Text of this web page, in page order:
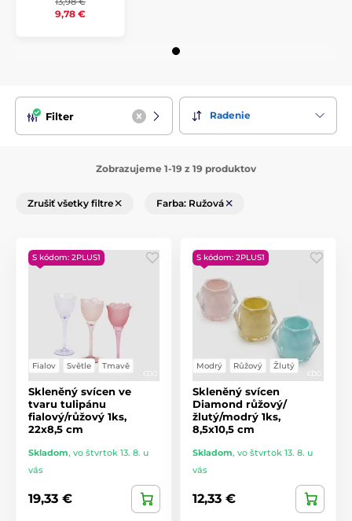
9,78 €
Filter Radenie
Zobrazujeme 1-19 z 19 produktov
Zrušiť všetky filtre Farba: Ružová
S kódom: 2PLUS1
Fialov Světle Tmavě
Skleněný svícen ve
tvaru tulipánu
fialový/růžový 1ks,
22x8,5 cm
Skladom, vo štvrtok 13. 8. u
vás
19,33 €
S kódom: 2PLUS1
Modrý Růžový Žlutý
Skleněný svícen
Diamond růžový/
žlutý/modrý 1ks,
8,5x10,5 cm
Skladom, vo štvrtok 13. 8. u
vás
12,33 €